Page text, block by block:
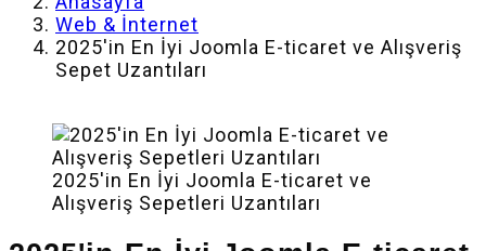
Web & İnternet
2025'in En İyi Joomla E-ticaret ve Alışveriş
Sepet Uzantıları
2025'in En İyi Joomla E-ticaret ve
Alışveriş Sepetleri Uzantıları